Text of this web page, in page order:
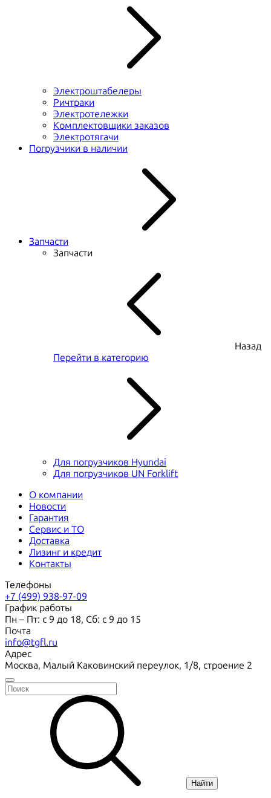
Электроштабелеры
Ричтраки
Электротележки
Комплектовщики заказов
Электротягачи
Погрузчики в наличии
Запчасти
Запчасти
Назад
Перейти в категорию
Для погрузчиков Hyundai
Для погрузчиков UN Forklift
О компании
Новости
Гарантия
Сервис и ТО
Доставка
Лизинг и кредит
Контакты
Телефоны
+7 (499) 938-97-09
График работы
Пн – Пт: с 9 до 18, Сб: с 9 до 15
Почта
info@tgfl.ru
Адрес
Москва, Малый Каковинский переулок, 1/8, строение 2
Найти